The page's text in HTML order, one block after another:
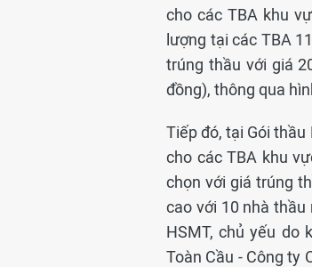
cho các TBA khu
lượng tại các TBA
trúng thầu với giá
đồng), thông qua
Tiếp đó, tại Gói
cho các TBA khu
chọn với giá trúng
cao với 10 nhà thầu
HSMT, chủ yếu do
Toàn Cầu - Công ty